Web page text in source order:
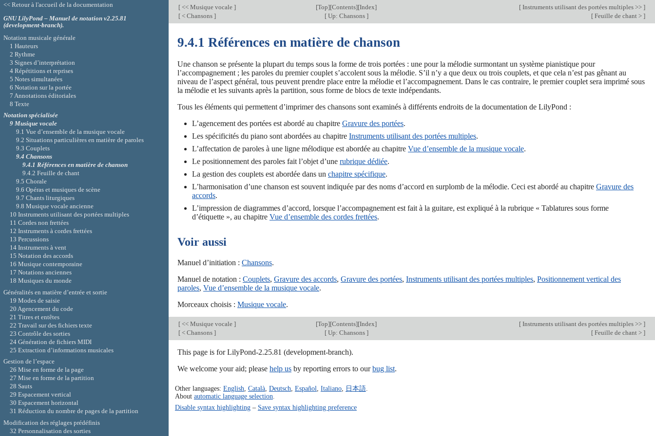
[ << Musique vocale ] [Top][Contents][Index] [ Instruments utilisant des portées multiples >> ]
[ < Chansons ] [Up: Chansons ] [ Feuille de chant > ]
9.4.1 Références en matière de chanson
Une chanson se présente la plupart du temps sous la forme de trois portées : une pour la mélodie surmontant un système pianistique pour
l’accompagnement ; les paroles du premier couplet s’accolent sous la mélodie. S’il n’y a que deux ou trois couplets, et que cela n’est pas gênant au
niveau de l’aspect général, tous peuvent prendre place entre la mélodie et l’accompagnement. Dans le cas contraire, le premier couplet sera imprimé sous
la mélodie et les suivants après la partition, sous forme de blocs de texte indépendants.
Tous les éléments qui permettent d’imprimer des chansons sont examinés à différents endroits de la documentation de LilyPond :
L’agencement des portées est abordé au chapitre Gravure des portées.
Les spécificités du piano sont abordées au chapitre Instruments utilisant des portées multiples.
L’affectation de paroles à une ligne mélodique est abordée au chapitre Vue d’ensemble de la musique vocale.
Le positionnement des paroles fait l’objet d’une rubrique dédiée.
La gestion des couplets est abordée dans un chapitre spécifique.
L’harmonisation d’une chanson est souvent indiquée par des noms d’accord en surplomb de la mélodie. Ceci est abordé au chapitre Gravure des
accords.
L’impression de diagrammes d’accord, lorsque l’accompagnement est fait à la guitare, est expliqué à la rubrique « Tablatures sous forme
d’étiquette », au chapitre Vue d’ensemble des cordes frettées.
Voir aussi
Manuel d’initiation : Chansons.
Manuel de notation : Couplets, Gravure des accords, Gravure des portées, Instruments utilisant des portées multiples, Positionnement vertical des
paroles, Vue d’ensemble de la musique vocale.
Morceaux choisis : Musique vocale.
[ << Musique vocale ] [Top][Contents][Index] [ Instruments utilisant des portées multiples >> ]
[ < Chansons ] [Up: Chansons ] [ Feuille de chant > ]
This page is for LilyPond-2.25.81 (development-branch).
We welcome your aid; please help us by reporting errors to ourbug list.
Other languages: English, Català, Deutsch, Español, Italiano, 日本語.
About automatic language selection.
Disable syntax highlighting– Save syntax highlighting preference
<< Retour à l'accueil de la documentation
GNU LilyPond – Manuel de notation v2.25.81
(development-branch).
Notation musicale générale
1 Hauteurs
2 Rythme
3 Signes d’interprétation
4 Répétitions et reprises
5 Notes simultanées
6 Notation sur la portée
7 Annotations éditoriales
8 Texte
Notation spécialisée
9 Musique vocale
9.1 Vue d’ensemble de la musique vocale
9.2 Situations particulières en matière de paroles
9.3 Couplets
9.4 Chansons
9.4.1 Références en matière de chanson
9.4.2 Feuille de chant
9.5 Chorale
9.6 Opéras et musiques de scène
9.7 Chants liturgiques
9.8 Musique vocale ancienne
10 Instruments utilisant des portées multiples
11 Cordes non frettées
12 Instruments à cordes frettées
13 Percussions
14 Instruments à vent
15 Notation des accords
16 Musique contemporaine
17 Notations anciennes
18 Musiques du monde
Généralités en matière d’entrée et sortie
19 Modes de saisie
20 Agencement du code
21 Titres et entêtes
22 Travail sur des fichiers texte
23 Contrôle des sorties
24 Génération de fichiers MIDI
25 Extraction d’informations musicales
Gestion de l’espace
26 Mise en forme de la page
27 Mise en forme de la partition
28 Sauts
29 Espacement vertical
30 Espacement horizontal
31 Réduction du nombre de pages de la partition
Modification des réglages prédéfinis
32 Personnalisation des sorties